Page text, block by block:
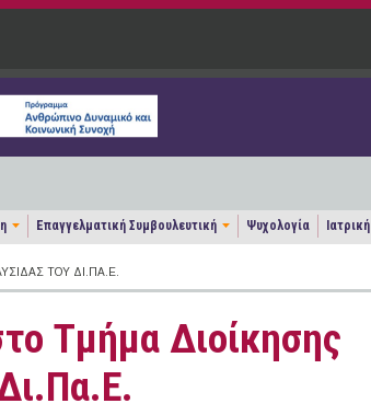
Επαγγελματική Συμβουλευτική Ψυχολογία Ιατρική
ΤΟΥ ΔΙ.ΠΑ.Ε.
Τμήμα Διοίκησης